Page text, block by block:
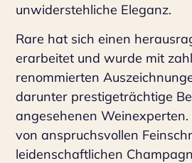
unwiderstehliche Eleganz.
Rare hat sich einen
erarbeitet und wurde mit
renommierten
darunter prestigeträchtige
angesehenen
von anspruchsvollen
leidenschaftlichen